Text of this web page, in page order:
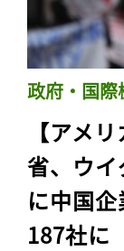
政府・国際
【アメ
省、ウ
に中国
187社に